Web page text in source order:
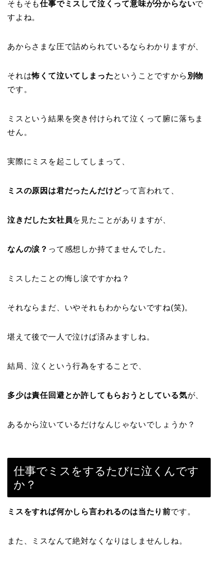
そもそも仕事でミスして泣くって意味が分からないで
すよね。
あからさまな圧で詰められているならわかりますが、
それは怖くて泣いてしまったということですから 別物
です。
ミスという結果を突き付けられて泣くって腑に落ちま
せん。
実際にミスを起こしてしまって、
ミスの原因は君だったんだけどって言われて、
泣きだした女社員を見たことがありますが、
なんの涙？ って感想しか持てませんでした。
ミスしたことの悔し涙ですかね？
それならまだ、いやそれもわからないですね(笑)。
堪えて後で一人で泣けば済みますしね。
結局、泣くという行為をすることで、
多少は責任回避とか許してもらおうとしている気が、
あるから泣いているだけなんじゃないでしょうか？
仕事でミスをするたびに泣くんです
か？
ミスをすれば何かしら言われるのは当たり前です。
また、ミスなんて絶対なくなりはしませんしね。